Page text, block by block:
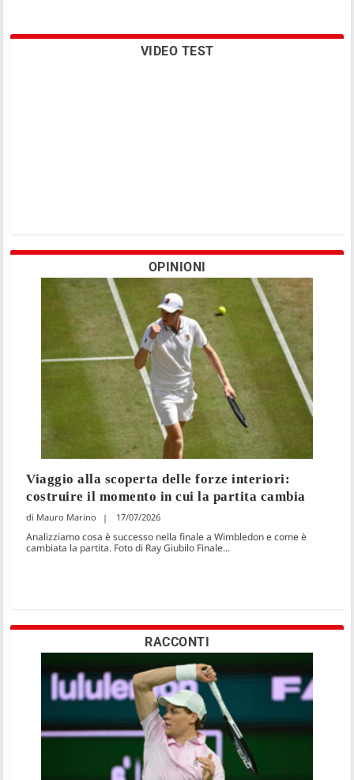
VIDEO TEST
OPINIONI
Viaggio alla scoperta delle forze interiori:
costruire il momento in cui la partita cambia
Mauro Marino 17/07/2026
Analizziamo cosa è successo nella finale a Wimbledon e come è
cambiata la partita. Foto di Ray Giubilo Finale...
RACCONTI